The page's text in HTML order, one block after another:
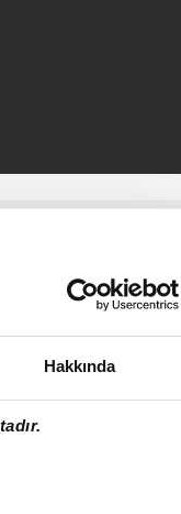
Hakkında